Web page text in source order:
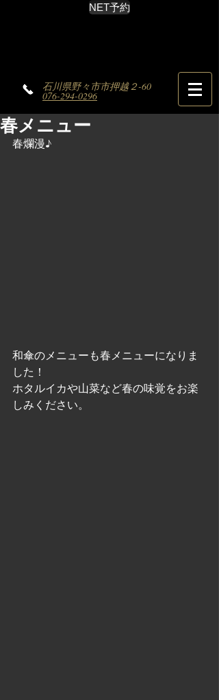
NET予約
石川県野々市市押越２-60
076-294-0296
春メニュー
春爛漫♪
和傘のメニューも春メニューになりま
した！
ホタルイカや山菜など春の味覚をお楽
しみください。